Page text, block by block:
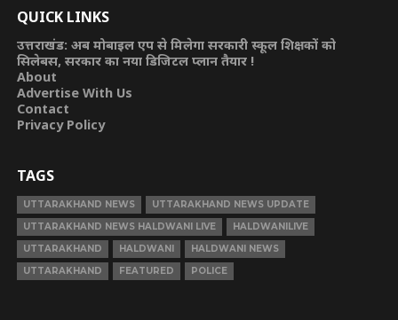
QUICK LINKS
उत्तराखंड: अब मोबाइल एप से मिलेगा सरकारी स्कूल शिक्षकों को
सिलेबस, सरकार का नया डिजिटल प्लान तैयार !
About
Advertise With Us
Contact
Privacy Policy
TAGS
UTTARAKHAND NEWS
UTTARAKHAND NEWS UPDATE
UTTARAKHAND NEWS HALDWANI LIVE
HALDWANILIVE
UTTARAKHAND
HALDWANI
HALDWANI NEWS
UTTARAKHAND
FEATURED POLICE